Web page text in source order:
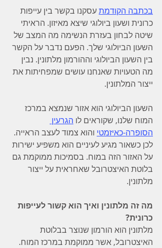
בכתבה הקודמת עסקנו בקשר בין עייפות
כרונית ושעון ביולוגי שיצא מאיזון. הראיתי
שיטה לבחון בעזרת הנשימה מה המצב של
השעון הביולוגי שלך. הפעם נדבר על הקשר
בין השעון הביולוגי וההורמון מלתונין. נבין
מה הטעויות שאנחנו עושים שמפחיתות את
ייצור המלתונין.
השעון הביולוגי הוא אזור שנמצא במרכז
המוח שלנו, שקוראים לו הגרעין
הסופרה-כאיזמטי והוא צמוד לעצב הראייה.
לכן כשאור מגיע לעיניים הוא משפיע ישירות
על האזור הזה במוח. בסמיכות ממוקמת גם
בלוטת האיצטרובל שאחראית על ייצור
מלתונין.
מה זה מלתונין ואיך הוא קשור לעייפות
כרונית?
מלתונין הוא הורמון שנוצר בבלוטת
האיצטרובל, אשר ממוקמת במרכז המוח.